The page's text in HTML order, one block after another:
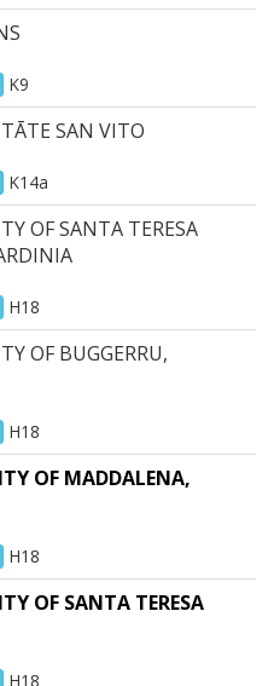
K9
SAN VITO
K14a
OF SANTA TERESA
H18
OF BUGGERRU,
H18
OF MADDALENA,
H18
OF SANTA TERESA
H18